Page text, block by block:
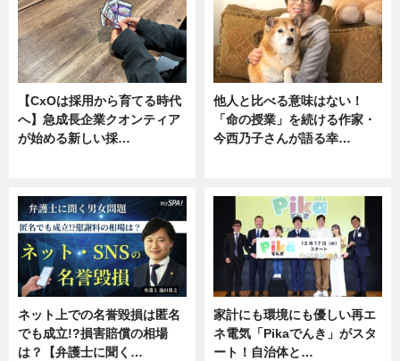
【CxOは採用から育てる時代
へ】急成長企業クオンティア
が始める新しい採…
他人と比べる意味はない！
「命の授業」を続ける作家・
今西乃子さんが語る幸…
ネット上での名誉毀損は匿名
でも成立!?損害賠償の相場
は？【弁護士に聞く…
家計にも環境にも優しい再エ
ネ電気「Pikaでんき」がスタ
ート！自治体と…